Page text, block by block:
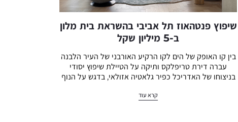
שיפוץ פנטהאוז תל אביבי בהשראת בית מלון
ב-5 מיליון שקל
בין קו האופק של הים לקו הרקיע האורבני של העיר הלבנה
עברה דירת טריפלקס ותיקה על הטיילת שיפוץ יסודי
בניצוחו של האדריכל כפיר גלאטיה אזולאי, בדגש על הנוף
קרא עוד